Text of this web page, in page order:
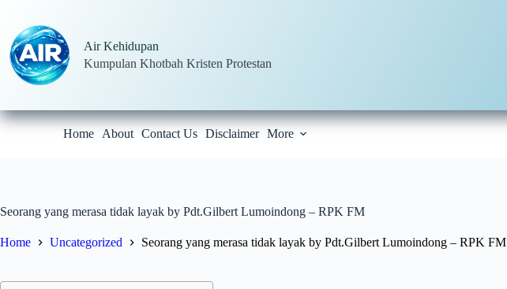
content
Air Kehidupan
Kumpulan Khotbah Kristen Protestan
Home About Contact Us Disclaimer More
Seorang yang merasa tidak layak by Pdt.Gilbert Lumoindong – RPK FM
Home Uncategorized Seorang yang merasa tidak layak by Pdt.Gilbert Lumoindong – RPK FM